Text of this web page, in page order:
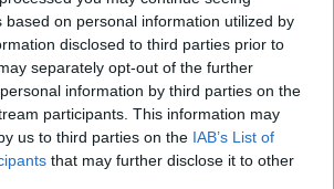
based on personal information utilized by
disclosed to third parties prior to
separately opt-out of the further
information by third parties on the
participants. This information may
us to third parties on the IAB’s List of
that may further disclose it to other
Országos hírek
többmillióan vártunk: szombattól
csökken a riasztás
Országos hírek